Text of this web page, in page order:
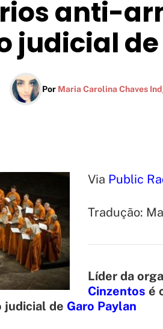
anti-
judicial
Por Maria Carolina Chaves
Via Public
Tradução:
Líder da
Cinzentos é
judicial de Garo Paylan